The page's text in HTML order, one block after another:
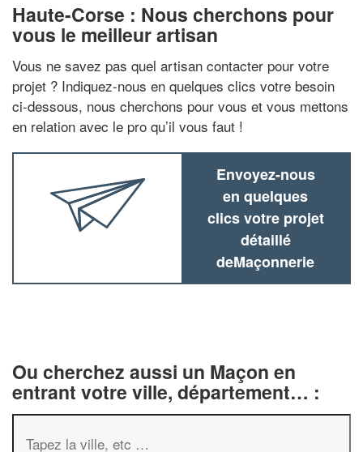
Haute-Corse : Nous cherchons pour
vous le meilleur artisan
Vous ne savez pas quel artisan contacter pour votre
projet ? Indiquez-nous en quelques clics votre besoin
ci-dessous, nous cherchons pour vous et vous mettons
en relation avec le pro qu’il vous faut !
Envoyez-nous
en quelques
clics votre projet
détaillé
deMaçonnerie
Ou cherchez aussi un Maçon en
entrant votre ville, département… :